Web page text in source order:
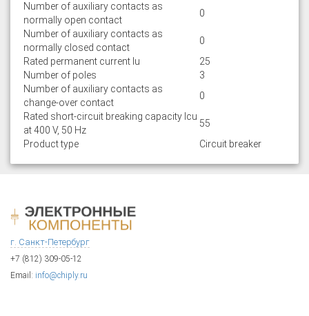
Number of auxiliary contacts as
normally open contact
0
Number of auxiliary contacts as
normally closed contact
0
Rated permanent current Iu
25
Number of poles
3
Number of auxiliary contacts as
change-over contact
0
Rated short-circuit breaking capacity lcu
at 400 V, 50 Hz
55
Product type
Circuit breaker
г. Санкт-Петербург
+7 (812) 309-05-12
Email: info@chiply.ru